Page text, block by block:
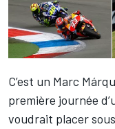
C’est un Marc
première journée
voudrait placer